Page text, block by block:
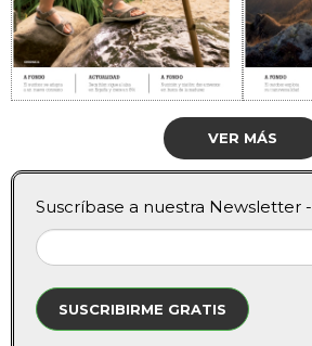
VER MÁS
Suscríbase a nuestra Newsletter -
SUSCRIBIRME GRATIS